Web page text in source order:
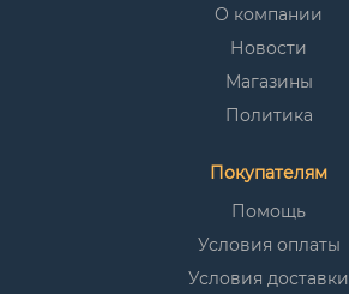
О компании
Новости
Магазины
Политика
Покупателям
Помощь
Условия оплаты
Условия доставки